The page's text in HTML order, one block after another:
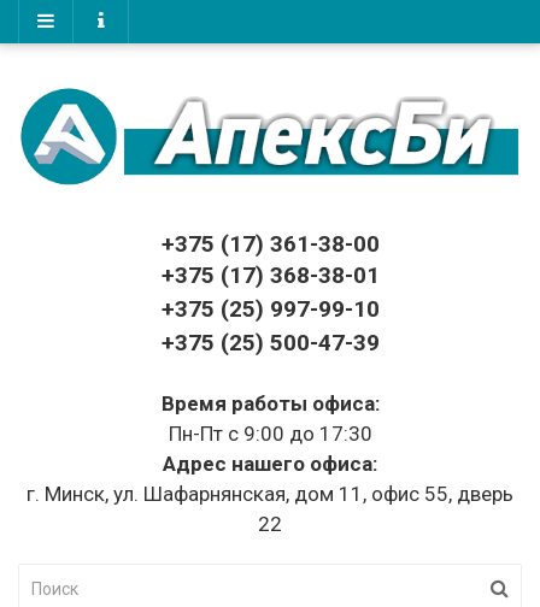
+375 (17) 361-38-00
+375 (17) 368-38-01
+375 (25) 997-99-10
+375 (25) 500-47-39
Время работы офиса:
Пн-Пт с 9:00 до 17:30
Адрес нашего офиса:
г. Минск, ул. Шафарнянская, дом 11, офис 55, дверь
22